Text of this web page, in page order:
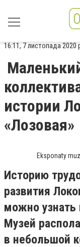
16:11, 7 листопада 2020
истории
«Лозовая»
Eksponaty
Историю
развития
можно узнать
Музей
в небольшой